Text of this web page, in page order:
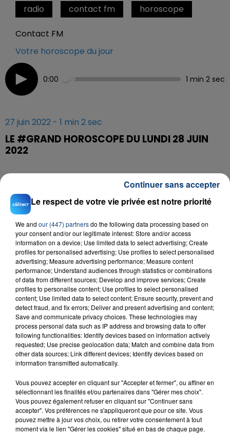
radio contact fm horoscope
Contact FM
Votre horoscope du jour
0:00 1 min 2 sec
27 juin 2022 - 1 min 2 sec
LE #GRAND HOROSCOPE DU LUNDI 28 JUIN
2022
Tous les jours à 5h40, 6h40, 7h40 et 8h40, retrouvez le
#Grand Horoscope sur Contact FM
TITRES DIFFUSÉS
15h27
15h27
CLARA LUCIANI
La Grenade
15h25
15h25
DJ GOJA & JASON DERULO &
MELODY
Le respect de votre vie privée est notre priorité
We and our (447) partnersdo the following data processing based on
your consent and/or our legitimate interest: Store and/or access
information on a device; Use limited data to select advertising; Create
profiles for personalised advertising; Use profiles to select personalised
advertising; Measure advertising performance; Measure content
performance; Understand audiences through statistics or combinations
of data from different sources; Develop and improve services; Create
profiles to personalise content; Use profiles to select personalised
content; Use limited data to select content; Ensure security, prevent and
detect fraud, and fix errors; Deliver and present advertising and content;
Save and communicate privacy choices. These technologies may
process personal data such as IP address and browsing data to offer
following functionalities: Identify devices based on information actively
requested; Use precise geolocation data; Match and combine data from
other data sources; Link different devices; Identify devices based on
information transmitted automatically.
Vous pouvez accepter en cliquant sur "Accepter et fermer", ou affiner en
sélectionnant les finalités et/ou partenaires dans "Gérer mes choix".
Vous pouvez également refuser en cliquant sur "Continuer sans
accepter". Vos préférences ne s'appliqueront que pour ce site. Vous
pouvez mettre à jour vos choix, ou retirer votre consentement à tout
moment via le lien "Gérer les cookies" situé en bas de chaque page.
Continuer sans accepter